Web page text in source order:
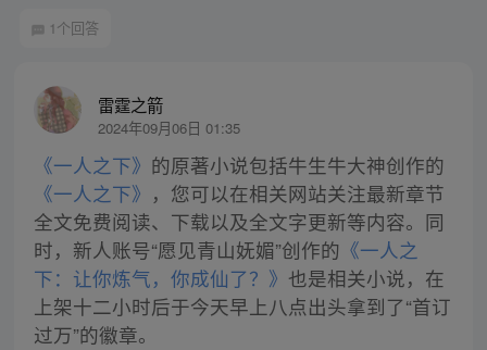
1个回答
雷霆之箭
2024年09月06日 01:35
《一人之下》 的原著小说包括牛生牛大神创作的
《一人之下》 ，您可以在相关网站关注最新章节
全文免费阅读、下载以及全文字更新等内容。同
时，新人账号“愿见青山妩媚”创作的 《一人之
下：让你炼气，你成仙了？》 也是相关小说，在
上架十二小时后于今天早上八点出头拿到了“首订
过万”的徽章。